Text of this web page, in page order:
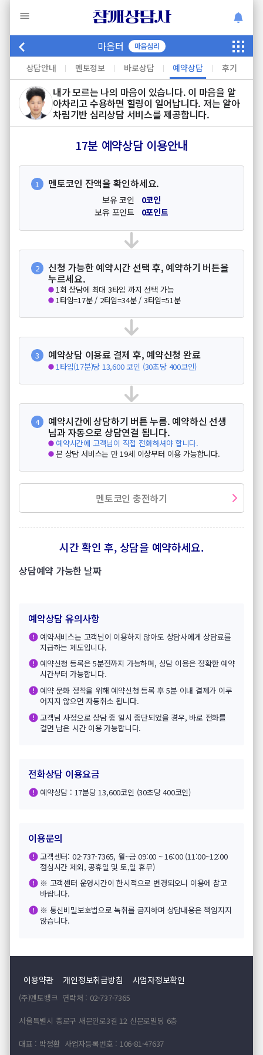
참깨상담사
마음터 마음심리
상담안내 멘토정보 바로상담 예약상담 후기
내가 모르는 나의 마음이 있습니다. 이 마음을 알
아차리고 수용하면 힐링이 일어납니다. 저는 알아
차림기반 심리상담 서비스를 제공합니다.
17분 예약상담 이용안내
1 멘토코인 잔액을 확인하세요.
보유 코인
0코인
보유 포인트
0포인트
2 신청 가능한 예약시간 선택 후, 예약하기 버튼을
누르세요.
1회 상담에 최대 3타임 까지 선택 가능
1타임=17분 / 2타임=34분 / 3타임=51분
3 예약상담 이용료 결제 후, 예약신청 완료
1타임(17분)당 13,600 코인 (30초당 400코인)
4 예약시간에 상담하기 버튼 누름. 예약하신 선생
님과 자동으로 상담연결 됩니다.
예약시간에 고객님이 직접 전화하셔야 합니다.
본 상담 서비스는 만 19세 이상부터 이용 가능합니다.
멘토코인 충전하기
시간 확인 후, 상담을 예약하세요.
상담예약 가능한 날짜
예약상담 유의사항
예약서비스는 고객님이 이용하지 않아도 상담사에게 상담료를
지급하는 제도입니다.
예약신청 등록은 5분전까지 가능하며, 상담 이용은 정확한 예약
시간부터 가능합니다.
예약 문화 정착을 위해 예약신청 등록 후 5분 이내 결제가 이루
어지지 않으면 자동취소 됩니다.
고객님 사정으로 상담 중 일시 중단되었을 경우, 바로 전화를
걸면 남은 시간 이용 가능합니다.
전화상담 이용요금
예약상담 : 17분당 13,600코인 (30초당 400코인)
이용문의
고객센터: 02-737-7365, 월~금 09:00 ~ 16:00 (11:00~12:00
점심시간 제외, 공휴일 및 토,일 휴무)
※ 고객센터 운영시간이 한시적으로 변경되오니 이용에 참고
바랍니다.
※ 통신비밀보호법으로 녹취를 금지하며 상담내용은 책임지지
않습니다.
이용약관 개인정보취급방침 사업자정보확인
(주)멘토뱅크 연락처 : 02-737-7365
서울특별시 종로구 새문안로3길 12 신문로빌딩 6층
대표 : 박정환 사업자등록번호 : 106-81-47637